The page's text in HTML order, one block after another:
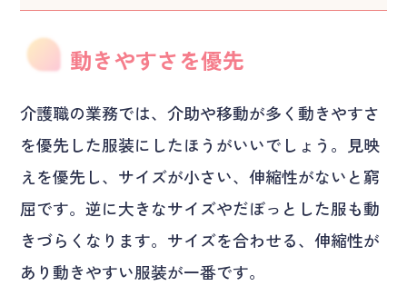
動きやすさを優先
介護職の業務では、介助や移動が多く動きやすさ
を優先した服装にしたほうがいいでしょう。見映
えを優先し、サイズが小さい、伸縮性がないと窮
屈です。逆に大きなサイズやだぼっとした服も動
きづらくなります。サイズを合わせる、伸縮性が
あり動きやすい服装が一番です。